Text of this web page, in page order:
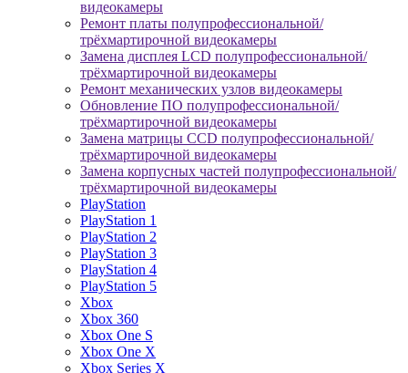
видеокамеры
Ремонт платы полупрофессиональной/
трёхмартирочной видеокамеры
Замена дисплея LCD полупрофессиональной/
трёхмартирочной видеокамеры
Ремонт механических узлов видеокамеры
Обновление ПО полупрофессиональной/
трёхмартирочной видеокамеры
Замена матрицы CCD полупрофессиональной/
трёхмартирочной видеокамеры
Замена корпусных частей полупрофессиональной/
трёхмартирочной видеокамеры
PlayStation
PlayStation 1
PlayStation 2
PlayStation 3
PlayStation 4
PlayStation 5
Xbox
Xbox 360
Xbox One S
Xbox One X
Xbox Series X